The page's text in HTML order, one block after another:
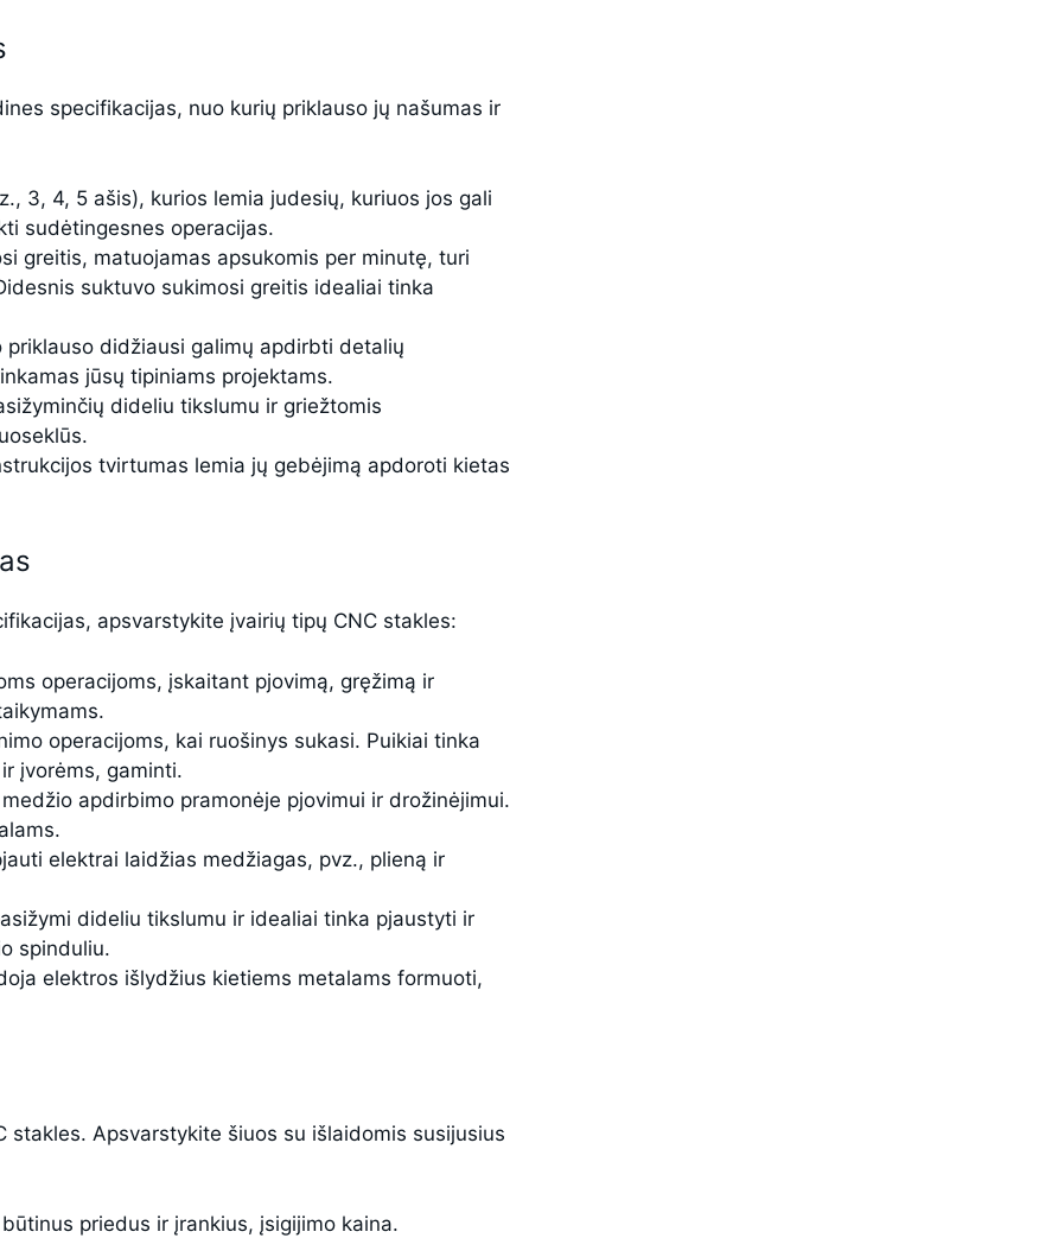
specifikacijas, nuo kurių priklauso jų našumas ir
3, 4, 5 ašis), kurios lemia judesių, kuriuos jos gali
sudėtingesnes operacijas.
greitis, matuojamas apsukomis per minutę, turi
suktuvo sukimosi greitis idealiai tinka
didžiausi galimų apdirbti detalių
jūsų tipiniams projektams.
dideliu tikslumu ir griežtomis
tvirtumas lemia jų gebėjimą apdoroti kietas
apsvarstykite įvairių tipų CNC stakles:
operacijoms, įskaitant pjovimą, gręžimą ir
operacijoms, kai ruošinys sukasi. Puikiai tinka
įvorėms, gaminti.
apdirbimo pramonėje pjovimui ir drožinėjimui.
elektrai laidžias medžiagas, pvz., plieną ir
dideliu tikslumu ir idealiai tinka pjaustyti ir
spinduliu.
elektros išlydžius kietiems metalams formuoti,
Apsvarstykite šiuos su išlaidomis susijusius
priedus ir įrankius, įsigijimo kaina.